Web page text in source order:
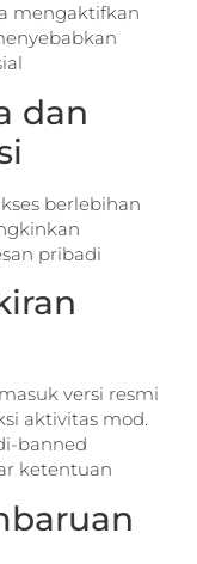
mengaktifkan
dan
berlebihan
pribadi
versi resmi
aktivitas mod.
banned
ketentuan